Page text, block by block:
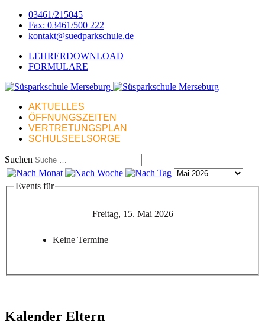
03461/215045
Fax: 03461/500 222
kontakt@suedparkschule.de
LEHRERDOWNLOAD
FORMULARE
AKTUELLES
ÖFFNUNGSZEITEN
VERTRETUNGSPLAN
SCHULSEELSORGE
Suchen
Events für
Freitag, 15. Mai 2026
Keine Termine
Kalender Eltern